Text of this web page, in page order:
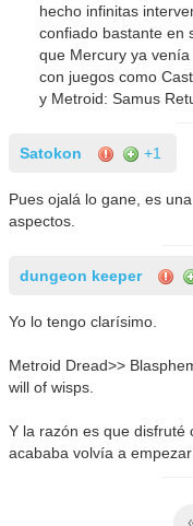
hecho infinitas
confiado bastante en
que Mercury ya
con juegos como
y Metroid: Samus
Satokon +1
Pues ojalá lo gane, es
aspectos.
dungeon keeper
Yo lo tengo clarísimo.
Metroid Dread>>
will of wisps.
Y la razón es que disfruté
acababa volvía a